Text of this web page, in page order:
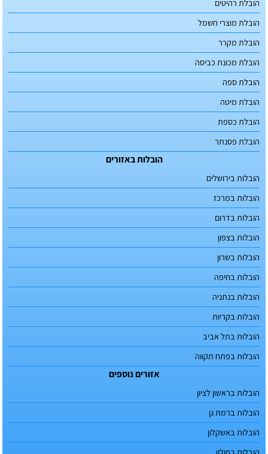
הובלת רהיטים
הובלת מוצרי חשמל
הובלת מקרר
הובלת מכונת כביסה
הובלת ספה
הובלת מיטה
הובלת כספת
הובלת פסנתר
הובלות באזורים
הובלות בירושלים
הובלות במרכז
הובלות בדרום
הובלות בצפון
הובלות בשרון
הובלות בחיפה
הובלות בנתניה
הובלות בקריות
הובלות בתל אביב
הובלות בפתח תקווה
אזורים נוספים
הובלות בראשון לציון
הובלות ברמת גן
הובלות באשקלון